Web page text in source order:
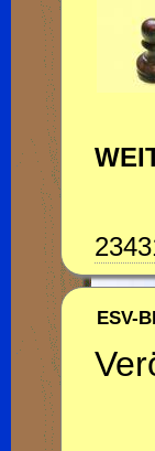
ESV-